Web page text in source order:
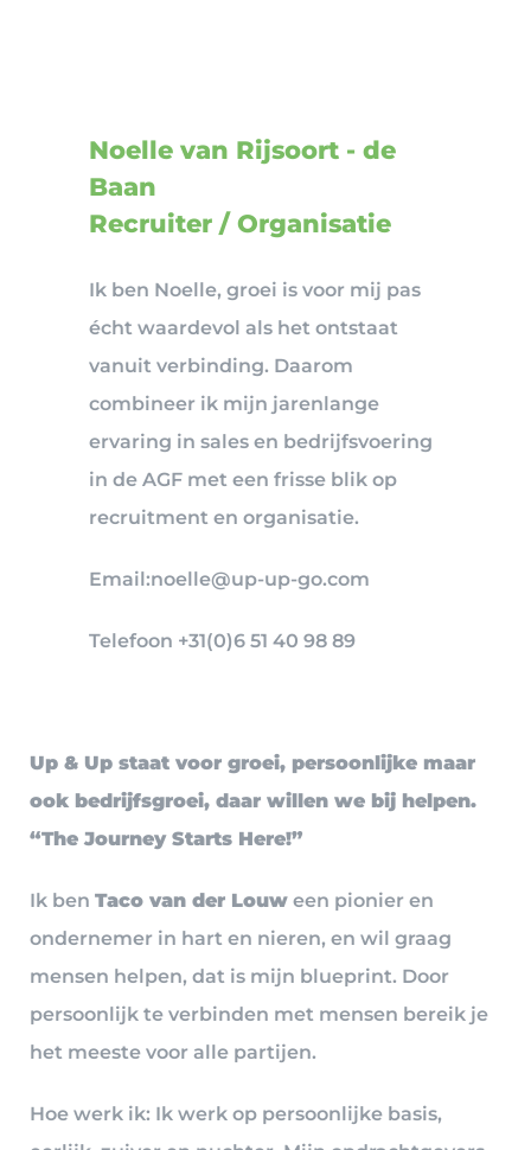
Noelle van Rijsoort - de
Baan
Recruiter / Organisatie
Ik ben Noelle, groei is voor mij pas
écht waardevol als het ontstaat
vanuit verbinding. Daarom
combineer ik mijn jarenlange
ervaring in sales en bedrijfsvoering
in de AGF met een frisse blik op
recruitment en organisatie.
Email:noelle@up-up-go.com
Telefoon +31(0)6 51 40 98 89
Up & Up staat voor groei, persoonlijke maar
ook bedrijfsgroei, daar willen we bij helpen.
“The Journey Starts Here!”
Ik ben Taco van der Louween pionier en
ondernemer in hart en nieren, en wil graag
mensen helpen, dat is mijn blueprint. Door
persoonlijk te verbinden met mensen bereik je
het meeste voor alle partijen.
Hoe werk ik: Ik werk op persoonlijke basis,